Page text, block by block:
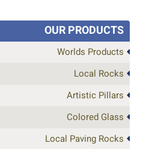
OUR PRODUCTS
Worlds Products
Local Rocks
Artistic Pillars
Colored Glass
Local Paving Rocks